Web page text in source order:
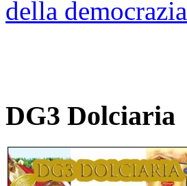
della democrazia
DG3 Dolciaria